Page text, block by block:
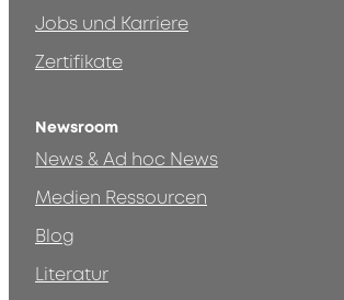
Jobs und Karriere
Zertifikate
Newsroom
News & Ad hoc News
Medien Ressourcen
Blog
Literatur